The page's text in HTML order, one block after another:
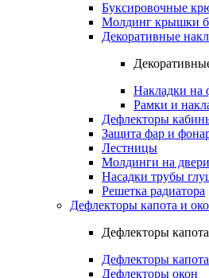
Буксировочные
Молдинг крышки
Декоративные
Накладки на
Рамки и
Дефлекторы
Защита фар и
Лестницы
Молдинги на двери
Насадки трубы
Решетка радиатора
Дефлекторы капота и
Дефлекторы
Дефлекторы капота
Дефлекторы окон